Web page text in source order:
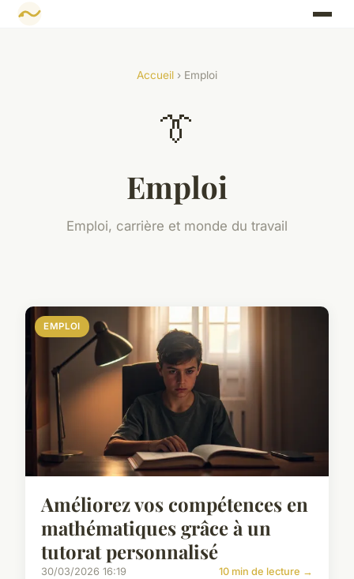
Accueil › Emploi
👔
Emploi
Emploi, carrière et monde du travail
EMPLOI
Améliorez vos compétences en
mathématiques grâce à un
tutorat personnalisé
30/03/2026 16:19 10 min de lecture →